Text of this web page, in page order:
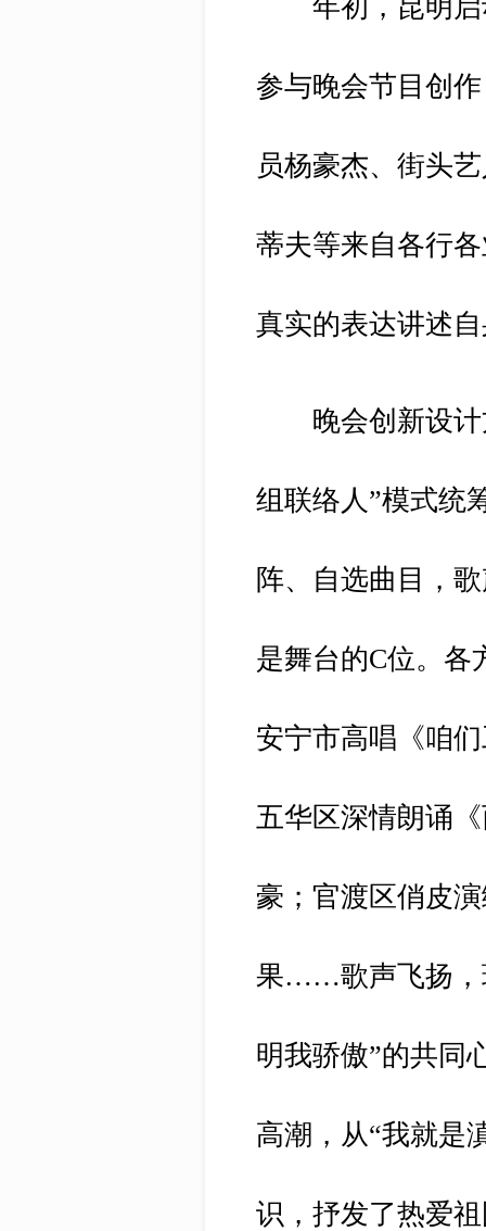
年初，昆明启
参与晚会节目创
员杨豪杰、街头
蒂夫等来自各行
真实的表达讲述
晚会创新设计
组联络人”模式统
阵、自选曲目，
是舞台的C位。各
安宁市高唱《咱
五华区深情朗诵
豪；官渡区俏皮
果……歌声飞扬，
明我骄傲”的共同
高潮，从“我就是
识，抒发了热爱